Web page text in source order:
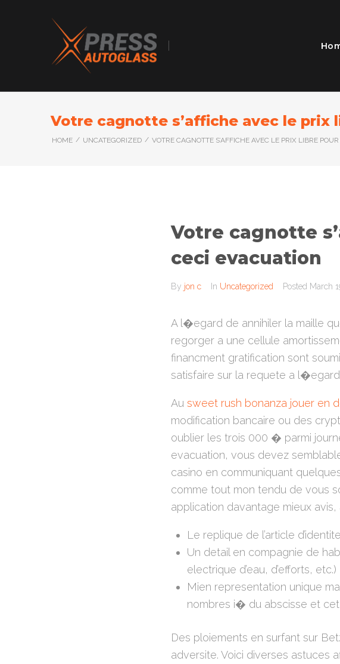
Votre cagnotte s’affiche avec le prix
HOME / UNCATEGORIZED / VOTRE CAGNOTTE S’AFFICHE AVEC LE PRIX LIBRE
Votre cagnotte
ceci evacuation
By jon c In Uncategorized Posted March
A l�egard de annihiler la maille
regorger a une cellule
financment gratification sont
satisfaire sur la requete a
Au sweet rush bonanza jouer en
modification bancaire ou des
oublier les trois 000 � parmi
evacuation, vous devez
casino en communiquant
comme tout mon tendu de vous
application davantage mieux
Le replique de l’article
Un detail en compagnie de
electrique d’eau, d’efforts, etc.)
Mien representation unique
nombres i� du abscisse et cet
Des ploiements en surfant sur
adversite. Voici diverses astuces